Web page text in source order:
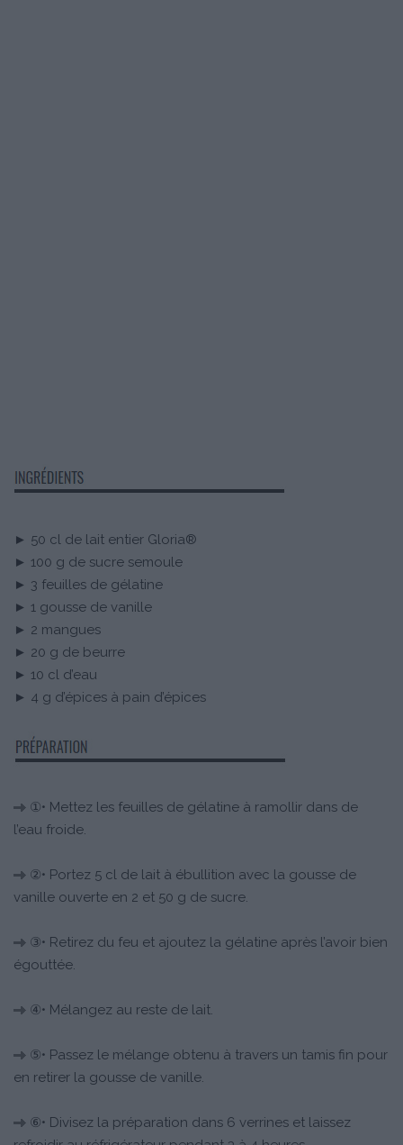
► 50 cl de lait entier Gloria®
► 100 g de sucre semoule
► 3 feuilles de gélatine
► 1 gousse de vanille
► 2 mangues
► 20 g de beurre
► 10 cl d’eau
► 4 g d’épices à pain d’épices
①• Mettez les feuilles de gélatine à ramollir dans de
l’eau froide.
②• Portez 5 cl de lait à ébullition avec la gousse de
vanille ouverte en 2 et 50 g de sucre.
③• Retirez du feu et ajoutez la gélatine après l’avoir bien
égouttée.
④• Mélangez au reste de lait.
⑤• Passez le mélange obtenu à travers un tamis fin pour
en retirer la gousse de vanille.
⑥• Divisez la préparation dans 6 verrines et laissez